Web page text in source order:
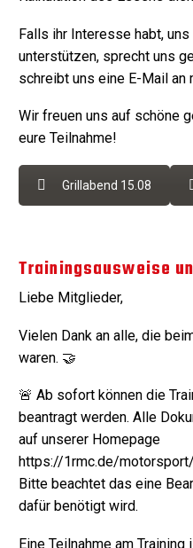
Falls ihr Interesse habt,
unterstützen, sprecht uns
schreibt uns eine E-Mail an
Wir freuen uns auf schöne
eure Teilnahme!
Grillabend 15.08
Trainingsausweise
Liebe Mitglieder,
Vielen Dank an alle, die
waren. 🤝
🚨 Ab sofort können die
beantragt werden. Alle
auf unserer Homepage
https://1rmc.de/
Bitte beachtet das eine
dafür benötigt wird.
Eine Teilnahme am